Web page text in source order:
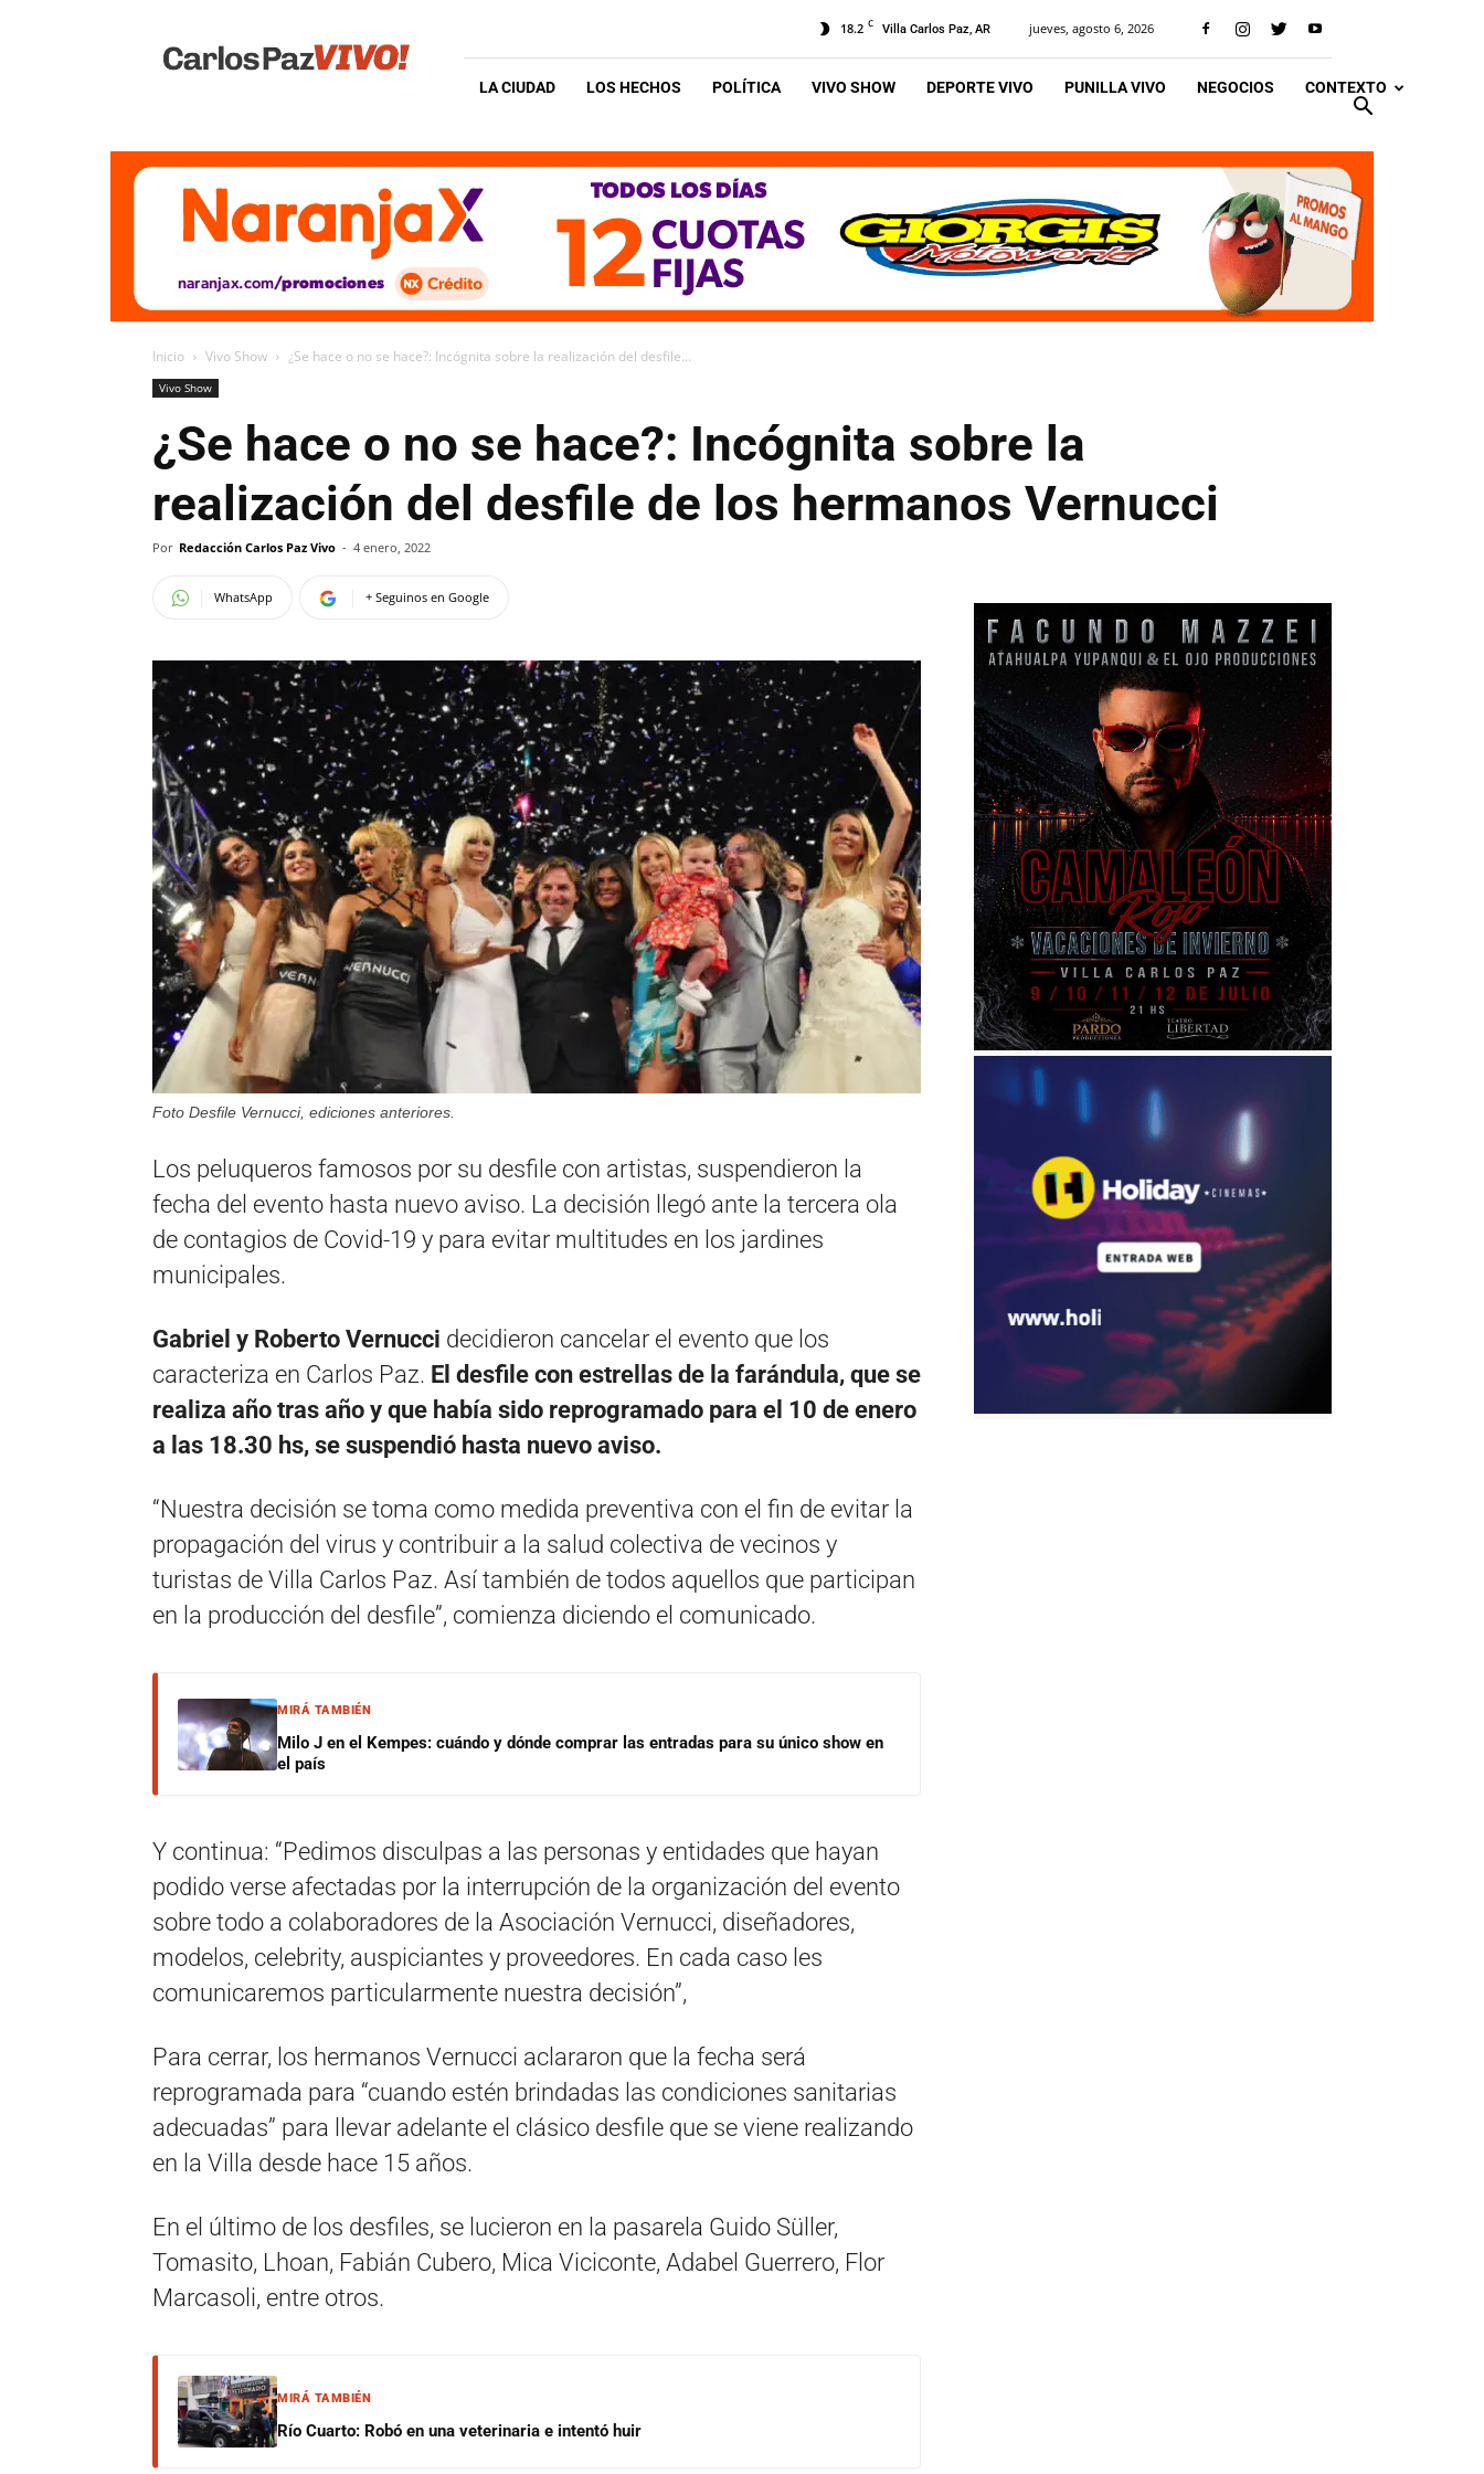
Vivo
18.2 C Villa Carlos Paz, AR jueves, agosto 6, 2026
LA CIUDAD LOS HECHOS POLÍTICA VIVO SHOW DEPORTE VIVO PUNILLA VIVO NEGOCIOS CONTEXTO
Inicio Vivo Show ¿Se hace o no se hace?: Incógnita sobre la realización del desfile...
Vivo Show
¿Se hace o no se hace?: Incógnita sobre la
realización del desfile de los hermanos Vernucci
Por Redacción Carlos Paz Vivo - 4 enero, 2022
WhatsApp + Seguinos en Google
Foto Desfile Vernucci, ediciones anteriores.
Los peluqueros famosos por su desfile con artistas, suspendieron la
fecha del evento hasta nuevo aviso. La decisión llegó ante la tercera ola
de contagios de Covid-19 y para evitar multitudes en los jardines
municipales.
Gabriel y Roberto Vernucci decidieron cancelar el evento que los
caracteriza en Carlos Paz. El desfile con estrellas de la farándula, que se
realiza año tras año y que había sido reprogramado para el 10 de enero
a las 18.30 hs, se suspendió hasta nuevo aviso.
“Nuestra decisión se toma como medida preventiva con el fin de evitar la
propagación del virus y contribuir a la salud colectiva de vecinos y
turistas de Villa Carlos Paz. Así también de todos aquellos que participan
en la producción del desfile”, comienza diciendo el comunicado.
MIRÁ TAMBIÉN
Milo J en el Kempes: cuándo y dónde comprar las entradas para su único show en
el país
Y continua: “Pedimos disculpas a las personas y entidades que hayan
podido verse afectadas por la interrupción de la organización del evento
sobre todo a colaboradores de la Asociación Vernucci, diseñadores,
modelos, celebrity, auspiciantes y proveedores. En cada caso les
comunicaremos particularmente nuestra decisión”,
Para cerrar, los hermanos Vernucci aclararon que la fecha será
reprogramada para “cuando estén brindadas las condiciones sanitarias
adecuadas” para llevar adelante el clásico desfile que se viene realizando
en la Villa desde hace 15 años.
En el último de los desfiles, se lucieron en la pasarela Guido Süller,
Tomasito, Lhoan, Fabián Cubero, Mica Viciconte, Adabel Guerrero, Flor
Marcasoli, entre otros.
MIRÁ TAMBIÉN
Río Cuarto: Robó en una veterinaria e intentó huir